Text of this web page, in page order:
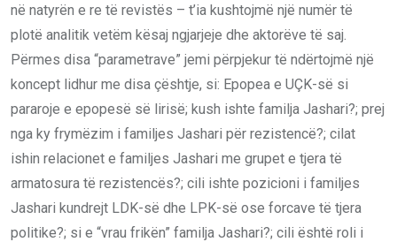
në natyrën e re të revistës – t’ia kushtojmë një numër të
plotë analitik vetëm kësaj ngjarjeje dhe aktorëve të saj.
Përmes disa “parametrave” jemi përpjekur të ndërtojmë një
koncept lidhur me disa çështje, si: Epopea e UÇK-së si
pararoje e epopesë së lirisë; kush ishte familja Jashari?; prej
nga ky frymëzim i familjes Jashari për rezistencë?; cilat
ishin relacionet e familjes Jashari me grupet e tjera të
armatosura të rezistencës?; cili ishte pozicioni i familjes
Jashari kundrejt LDK-së dhe LPK-së ose forcave të tjera
politike?; si e “vrau frikën” familja Jashari?; cili është roli i